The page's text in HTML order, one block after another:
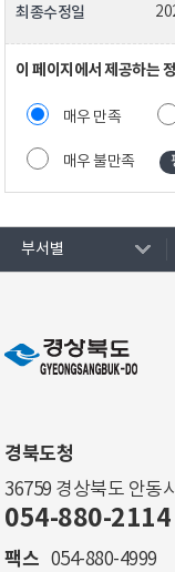
최종수정일
이 페이지에서 제공하는
매우 만족
매우 불만족
부서별
경북도청
36759 경상북도 안동
054-880-2114
팩스 054-880-4999